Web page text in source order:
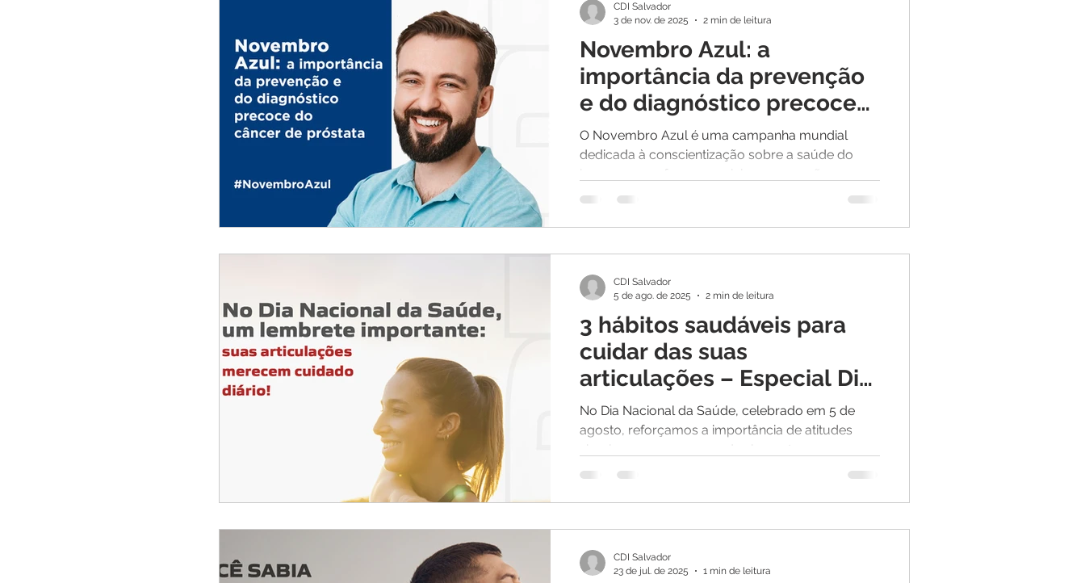
Novembro Azul: a
importância da prevenção
e do diagnóstico precoce
do câncer de próstata
O Novembro Azul é uma campanha mundial
dedicada à conscientização sobre a saúde do
homem, com foco especial na prevenção e no
diagnóstico precoce do câncer de próstata.
CDI Salvador
3 de nov. de 2025
2 min de leitura
3 hábitos saudáveis para
cuidar das suas
articulações – Especial Dia
Nacional da Saúde
No Dia Nacional da Saúde, celebrado em 5 de
agosto, reforçamos a importância de atitudes
qualidade de vida. E quando falamos em saúde,
— estruturas fundamentais para a mobilidade e
independência no dia a dia.
CDI Salvador
5 de ago. de 2025
2 min de leitura
CDI Salvador
23 de jul. de 2025
1 min de leitura